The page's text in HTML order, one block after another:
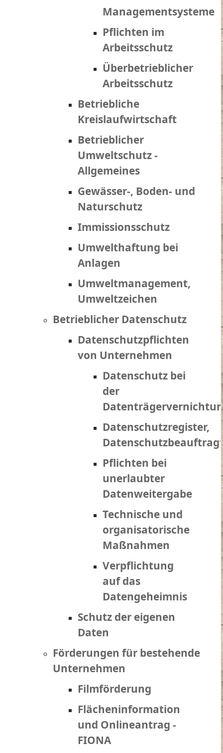
Managementsysteme
Pflichten im
Arbeitsschutz
Überbetrieblicher
Arbeitsschutz
Betriebliche
Kreislaufwirtschaft
Betrieblicher
Umweltschutz -
Allgemeines
Gewässer-, Boden- und
Naturschutz
Immissionsschutz
Umwelthaftung bei
Anlagen
Umweltmanagement,
Umweltzeichen
Betrieblicher Datenschutz
Datenschutzpflichten
von Unternehmen
Datenschutz bei
der
Datenschutzregister,
Pflichten bei
unerlaubter
Datenweitergabe
Technische und
organisatorische
Maßnahmen
Verpflichtung
auf das
Datengeheimnis
Schutz der eigenen
Daten
Förderungen für bestehende
Unternehmen
Filmförderung
Flächeninformation
und Onlineantrag -
FIONA